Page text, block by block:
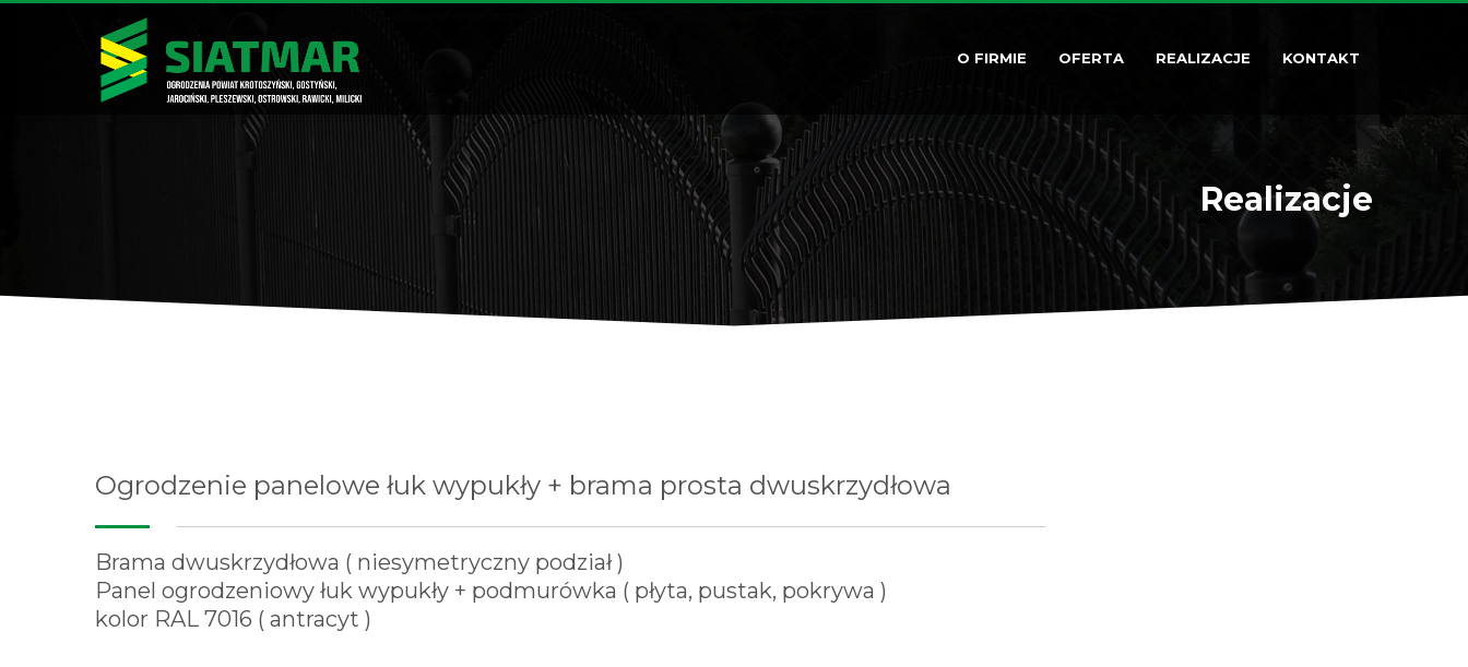
O FIRMIE OFERTA REALIZACJE KONTAKT
Realizacje
Ogrodzenie panelowe łuk wypukły + brama prosta dwuskrzydłowa
Brama dwuskrzydłowa ( niesymetryczny podział )
Panel ogrodzeniowy łuk wypukły + podmurówka ( płyta, pustak, pokrywa )
kolor RAL 7016 ( antracyt )